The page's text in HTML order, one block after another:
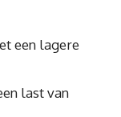
een lagere
last van